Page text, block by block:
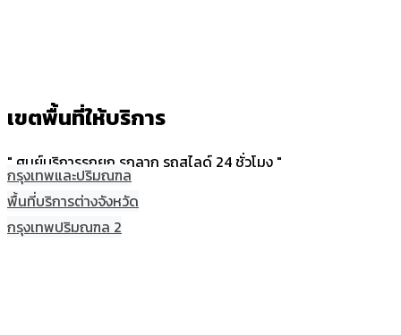
เขตพื้นที่ให้บริการ
" ศูนย์บริการรถยก รถลาก รถสไลด์ 24 ชั่วโมง "
กรุงเทพและปริมณฑล
พื้นที่บริการต่างจังหวัด
กรุงเทพปริมณฑล 2